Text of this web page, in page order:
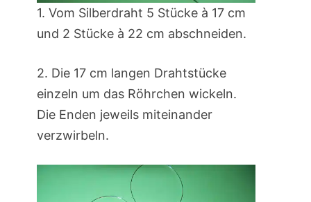
1. Vom Silberdraht 5 Stücke à 17 cm
und 2 Stücke à 22 cm abschneiden.
2. Die 17 cm langen Drahtstücke
einzeln um das Röhrchen wickeln.
Die Enden jeweils miteinander
verzwirbeln.